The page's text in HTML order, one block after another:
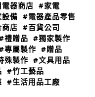
器商店 #家電
備 #電器產品零售
店 #百貨公司
禮贈品 #獨家製作
專屬製作 #贈品
殊製作 #文具用品
#竹工藝品
#生活用品工廠